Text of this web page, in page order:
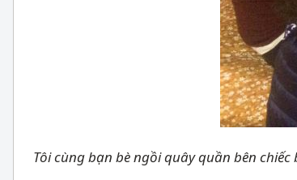
Tôi cùng bạn bè ngồi quây quần bên